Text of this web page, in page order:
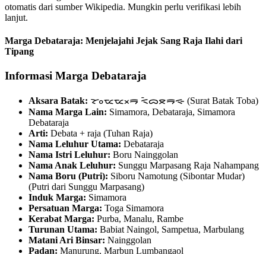
otomatis dari sumber Wikipedia. Mungkin perlu verifikasi lebih
lanjut.
Marga Debataraja: Menjelajahi Jejak Sang Raja Ilahi dari
Tipang
Informasi Marga Debataraja
Aksara Batak: ᯘᯪᯔᯔᯬᯒ ᯑᯩᯅᯖᯒᯐ (Surat Batak Toba)
Nama Marga Lain: Simamora, Debataraja, Simamora
Debataraja
Arti: Debata + raja (Tuhan Raja)
Nama Leluhur Utama: Debataraja
Nama Istri Leluhur: Boru Nainggolan
Nama Anak Leluhur: Sunggu Marpasang Raja Nahampang
Nama Boru (Putri): Siboru Namotung (Sibontar Mudar)
(Putri dari Sunggu Marpasang)
Induk Marga: Simamora
Persatuan Marga: Toga Simamora
Kerabat Marga: Purba, Manalu, Rambe
Turunan Utama: Babiat Naingol, Sampetua, Marbulang
Matani Ari Binsar: Nainggolan
Padan: Manurung, Marbun Lumbangaol